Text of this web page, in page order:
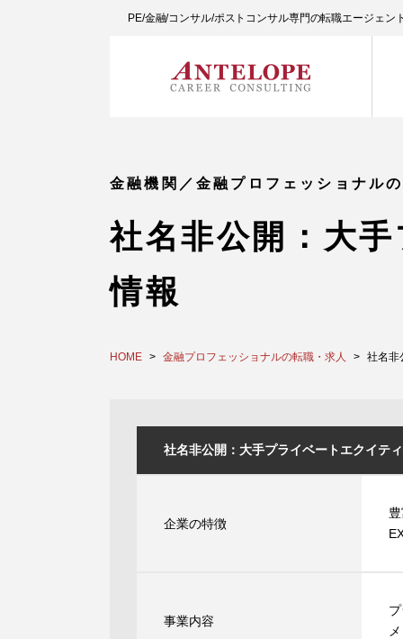
PE/金融/コンサル/ポストコンサル専門の転職エージェ
金融機関／金融プロフェッショナル
社名非公開：大
情報
HOME 金融プロフェッショナルの転職・求人 社名非
社名非公開：大手プライベートエクイテ
企業の特徴
事業内容